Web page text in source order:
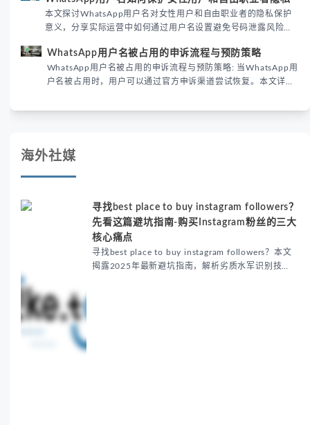
本文探讨WhatsApp用户名对女性用户和自由职业者的隐私保护
意义，分享实际运营中如何通过用户名设置避免号码泄露风险，
保护已成为全球数字沟通的首要考量。
WhatsApp用户名被占用的申诉流程与预防策略
WhatsApp用户名被占用的申诉流程与预防策略: 当WhatsApp用
户名被占用时，用户可以通过官方申诉渠道尝试恢复。本文详细
WhatsApp账号安全。
海外社媒
寻找best place to buy instagram followers？
先看这篇避坑指南-购买Instagram粉丝的三大
核心痛点
寻找best place to buy instagram followers？本文
揭露2025年最新避坑指南，解析劣质水军识别技